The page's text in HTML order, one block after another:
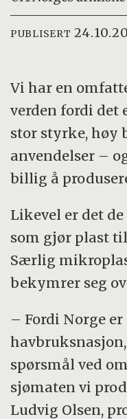
PUBLISERT
Vi har en
verden fordi det
stor styrke, høy
anvendelser –
billig å
Likevel er det
som gjør plast
Særlig
bekymrer seg
– Fordi Norge
spørsmål ved
sjømaten vi
Ludvig Olsen,